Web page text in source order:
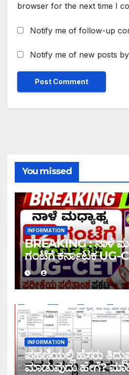
browser for the next time I
Notify me of follow-up
Notify me of new posts
You missed
INFORMATION
BREAKING : ನಾಳೆ
ಗಂಟೆಗೆ ಕರ್ನಾಟಕ UG-
ಫಲಿತಾಂಶ ಪ್ರಕಟ |UG-
2026
INFORMATION
ಪಹಣಿಯಲ್ಲಿ ಹೆಸರು
ಮಾಡುವುದು ಹೇಗೆ?